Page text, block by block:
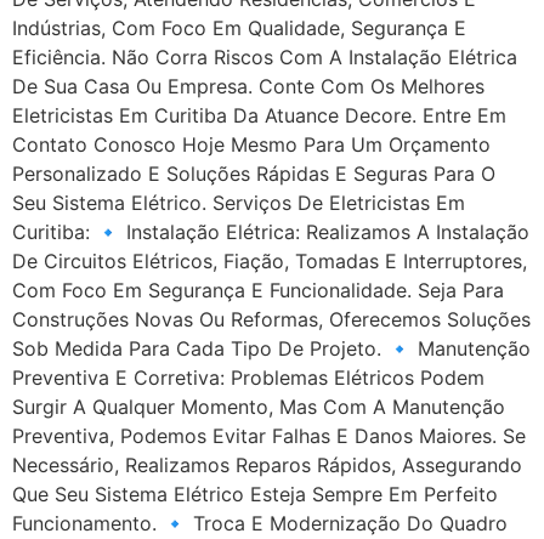
Indústrias, Com Foco Em Qualidade, Segurança E
Eficiência. Não Corra Riscos Com A Instalação Elétrica
De Sua Casa Ou Empresa. Conte Com Os Melhores
Eletricistas Em Curitiba Da Atuance Decore. Entre Em
Contato Conosco Hoje Mesmo Para Um Orçamento
Personalizado E Soluções Rápidas E Seguras Para O
Seu Sistema Elétrico. Serviços De Eletricistas Em
Curitiba: 🔹 Instalação Elétrica: Realizamos A Instalação
De Circuitos Elétricos, Fiação, Tomadas E Interruptores,
Com Foco Em Segurança E Funcionalidade. Seja Para
Construções Novas Ou Reformas, Oferecemos Soluções
Sob Medida Para Cada Tipo De Projeto. 🔹 Manutenção
Preventiva E Corretiva: Problemas Elétricos Podem
Surgir A Qualquer Momento, Mas Com A Manutenção
Preventiva, Podemos Evitar Falhas E Danos Maiores. Se
Necessário, Realizamos Reparos Rápidos, Assegurando
Que Seu Sistema Elétrico Esteja Sempre Em Perfeito
Funcionamento. 🔹 Troca E Modernização Do Quadro